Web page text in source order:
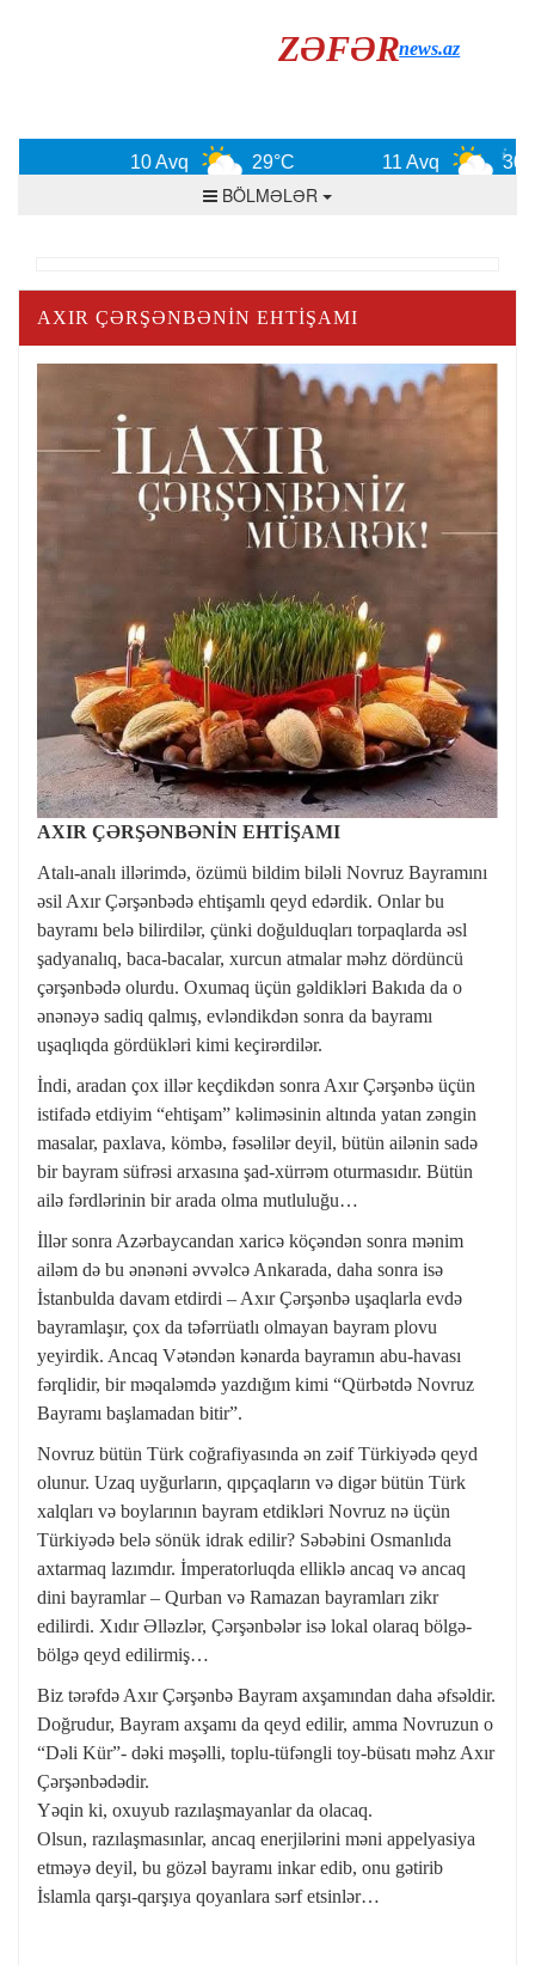
ZƏFƏRnews.az
10 Avq 29°C 11 Avq 30°C
BÖLMƏLƏR
AXIR ÇƏRŞƏNBƏNİN EHTİŞAMI
AXIR ÇƏRŞƏNBƏNİN EHTİŞAMI
Atalı-analı illərimdə, özümü bildim biləli Novruz Bayramını
əsil Axır Çərşənbədə ehtişamlı qeyd edərdik. Onlar bu
bayramı belə bilirdilər, çünki doğulduqları torpaqlarda əsl
şadyanalıq, baca-bacalar, xurcun atmalar məhz dördüncü
çərşənbədə olurdu. Oxumaq üçün gəldikləri Bakıda da o
ənənəyə sadiq qalmış, evləndikdən sonra da bayramı
uşaqlıqda gördükləri kimi keçirərdilər.
İndi, aradan çox illər keçdikdən sonra Axır Çərşənbə üçün
istifadə etdiyim “ehtişam” kəliməsinin altında yatan zəngin
masalar, paxlava, kömbə, fəsəlilər deyil, bütün ailənin sadə
bir bayram süfrəsi arxasına şad-xürrəm oturmasıdır. Bütün
ailə fərdlərinin bir arada olma mutluluğu…
İllər sonra Azərbaycandan xaricə köçəndən sonra mənim
ailəm də bu ənənəni əvvəlcə Ankarada, daha sonra isə
İstanbulda davam etdirdi – Axır Çərşənbə uşaqlarla evdə
bayramlaşır, çox da təfərrüatlı olmayan bayram plovu
yeyirdik. Ancaq Vətəndən kənarda bayramın abu-havası
fərqlidir, bir məqaləmdə yazdığım kimi “Qürbətdə Novruz
Bayramı başlamadan bitir”.
Novruz bütün Türk coğrafiyasında ən zəif Türkiyədə qeyd
olunur. Uzaq uyğurların, qıpçaqların və digər bütün Türk
xalqları və boylarının bayram etdikləri Novruz nə üçün
Türkiyədə belə sönük idrak edilir? Səbəbini Osmanlıda
axtarmaq lazımdır. İmperatorluqda elliklə ancaq və ancaq
dini bayramlar – Qurban və Ramazan bayramları zikr
edilirdi. Xıdır Əlləzlər, Çərşənbələr isə lokal olaraq bölgə-
bölgə qeyd edilirmiş…
Biz tərəfdə Axır Çərşənbə Bayram axşamından daha əfsəldir.
Doğrudur, Bayram axşamı da qeyd edilir, amma Novruzun o
“Dəli Kür”- dəki məşəlli, toplu-tüfəngli toy-büsatı məhz Axır
Çərşənbədədir.
Yəqin ki, oxuyub razılaşmayanlar da olacaq.
Olsun, razılaşmasınlar, ancaq enerjilərini məni appelyasiya
etməyə deyil, bu gözəl bayramı inkar edib, onu gətirib
İslamla qarşı-qarşıya qoyanlara sərf etsinlər…